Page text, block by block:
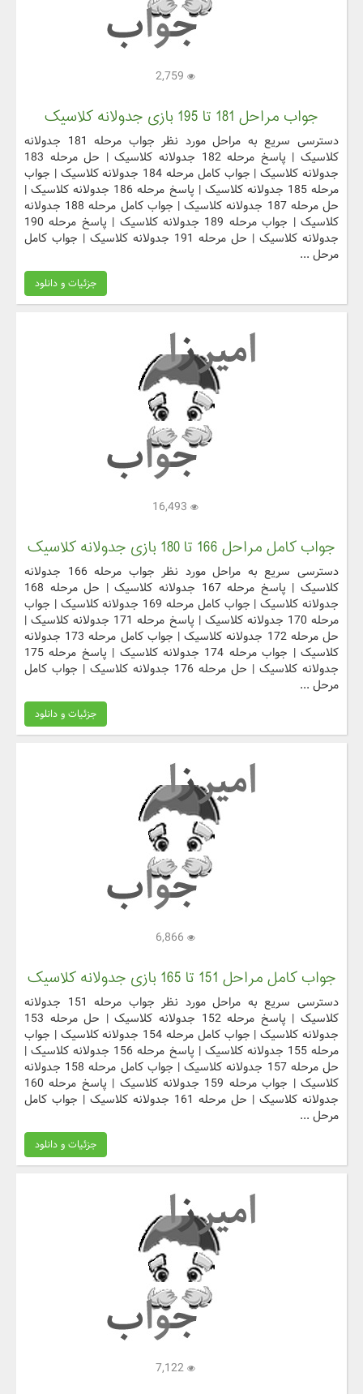
جواب مراحل 181 تا 195 بازی جدولانه کلاسیک
دسترسی سریع به مراحل مورد نظر جواب مرحله 181 جدولانه
کلاسیک | پاسخ مرحله 182 جدولانه کلاسیک | حل مرحله 183
جدولانه کلاسیک | جواب کامل مرحله 184 جدولانه کلاسیک | جواب
مرحله 185 جدولانه کلاسیک | پاسخ مرحله 186 جدولانه کلاسیک |
حل مرحله 187 جدولانه کلاسیک | جواب کامل مرحله 188 جدولانه
کلاسیک | جواب مرحله 189 جدولانه کلاسیک | پاسخ مرحله 190
جدولانه کلاسیک | حل مرحله 191 جدولانه کلاسیک | جواب کامل
مرحل ...
جزئیات و دانلود
جواب کامل مراحل 166 تا 180 بازی جدولانه کلاسیک
دسترسی سریع به مراحل مورد نظر جواب مرحله 166 جدولانه
کلاسیک | پاسخ مرحله 167 جدولانه کلاسیک | حل مرحله 168
جدولانه کلاسیک | جواب کامل مرحله 169 جدولانه کلاسیک | جواب
مرحله 170 جدولانه کلاسیک | پاسخ مرحله 171 جدولانه کلاسیک |
حل مرحله 172 جدولانه کلاسیک | جواب کامل مرحله 173 جدولانه
کلاسیک | جواب مرحله 174 جدولانه کلاسیک | پاسخ مرحله 175
جدولانه کلاسیک | حل مرحله 176 جدولانه کلاسیک | جواب کامل
مرحل ...
جزئیات و دانلود
جواب کامل مراحل 151 تا 165 بازی جدولانه کلاسیک
دسترسی سریع به مراحل مورد نظر جواب مرحله 151 جدولانه
کلاسیک | پاسخ مرحله 152 جدولانه کلاسیک | حل مرحله 153
جدولانه کلاسیک | جواب کامل مرحله 154 جدولانه کلاسیک | جواب
مرحله 155 جدولانه کلاسیک | پاسخ مرحله 156 جدولانه کلاسیک |
حل مرحله 157 جدولانه کلاسیک | جواب کامل مرحله 158 جدولانه
کلاسیک | جواب مرحله 159 جدولانه کلاسیک | پاسخ مرحله 160
جدولانه کلاسیک | حل مرحله 161 جدولانه کلاسیک | جواب کامل
مرحل ...
جزئیات و دانلود